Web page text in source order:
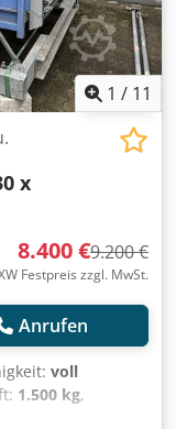
1 / 11
x
8.400 €9.200 €
Festpreis zzgl. MwSt.
Anrufen
voll
1.500 kg,